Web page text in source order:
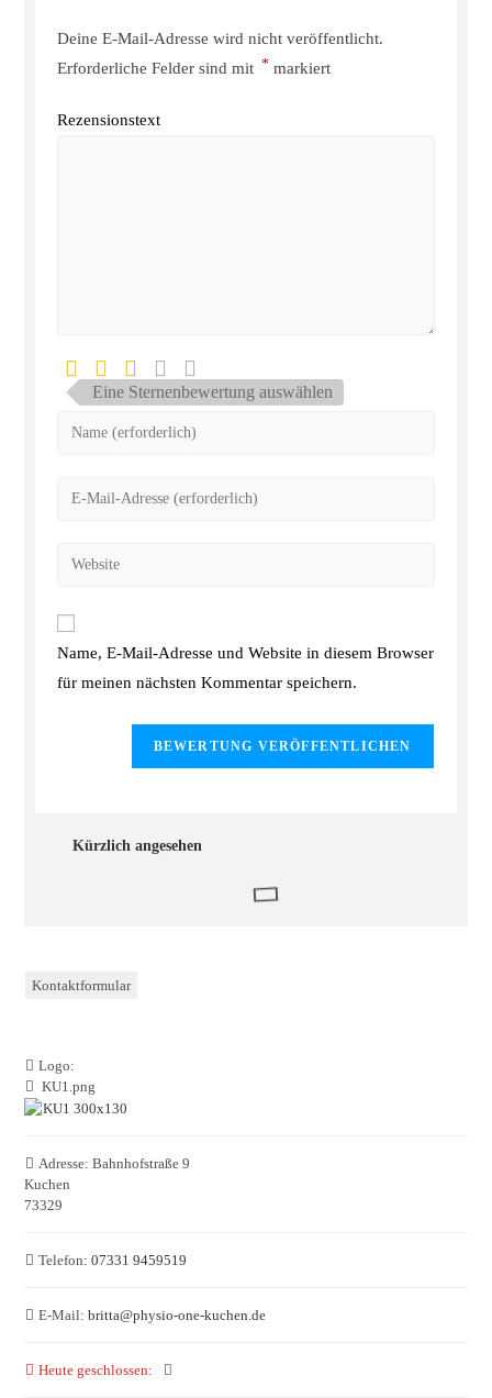
Deine E-Mail-Adresse wird nicht veröffentlicht.
Erforderliche Felder sind mit * markiert
Rezensionstext
Eine Sternenbewertung auswählen
Name, E-Mail-Adresse und Website in diesem Browser
für meinen nächsten Kommentar speichern.
Kürzlich angesehen
Kontaktformular
Logo:
KU1.png
Adresse: Bahnhofstraße 9
Kuchen
73329
Telefon: 07331 9459519
E-Mail: britta@physio-one-kuchen.de
Heute geschlossen: